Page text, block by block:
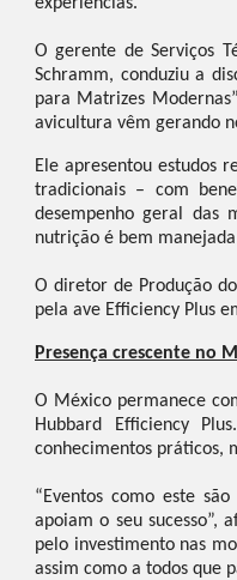
O gerente de Serviços
Schramm, conduziu a
para Matrizes
avicultura vêm gerando
Ele apresentou estudos
tradicionais – com
desempenho geral das
nutrição é bem
O diretor de Produção
pela ave Efficiency Plus
Presença crescente no
O México permanece
Hubbard Efficiency
conhecimentos práticos,
“Eventos como este
apoiam o seu sucesso”,
pelo investimento nas
assim como a todos que